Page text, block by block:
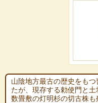
山陰地方最古の歴史をも
たが、現存する勅使門と
数畳敷の灯明杉の切古株も